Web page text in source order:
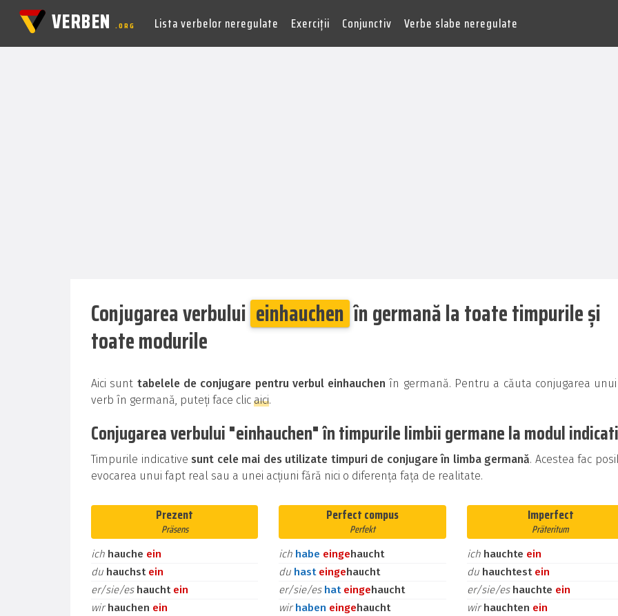
VERBEN.ORG Lista verbelor neregulate Exerciții Conjunctiv Verbe slabe neregulate
Conjugarea verbului einhauchen în germană la toate timpurile și
toate modurile
Aici sunt tabelele de conjugare pentru verbul einhauchen în germană. Pentru a căuta conjugarea
verb în germană, puteți face clic aici.
Conjugarea verbului "einhauchen" în timpurile limbii germane la modul
Timpurile indicative sunt cele mai des utilizate timpuri de conjugare în limba germană. Acestea fac
evocarea unui fapt real sau a unei acțiuni fără nici o diferența fața de realitate.
Prezent
Präsens
ich hauche ein
du hauchst ein
er/sie/es haucht ein
wirhauchen ein
Perfect compus
Perfekt
ich habe eingehaucht
du hast eingehaucht
er/sie/es hat eingehaucht
wirhaben eingehaucht
Imperfect
Präteritum
ich hauchte ein
du hauchtest ein
er/sie/es hauchte ein
wirhauchten ein